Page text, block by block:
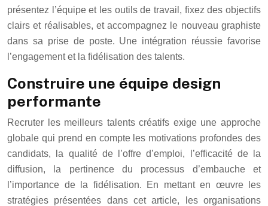
présentez l’équipe et les outils de travail, fixez des objectifs
clairs et réalisables, et accompagnez le nouveau graphiste
dans sa prise de poste. Une intégration réussie favorise
l’engagement et la fidélisation des talents.
Construire une équipe design
performante
Recruter les meilleurs talents créatifs exige une approche
globale qui prend en compte les motivations profondes des
candidats, la qualité de l’offre d’emploi, l’efficacité de la
diffusion, la pertinence du processus d’embauche et
l’importance de la fidélisation. En mettant en œuvre les
stratégies présentées dans cet article, les organisations